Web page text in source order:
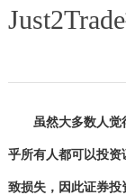
虽然大多数人
乎所有人都可以投资
致损失，因此证券